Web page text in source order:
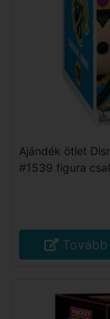
Ajándék ötlet
#1539 figura